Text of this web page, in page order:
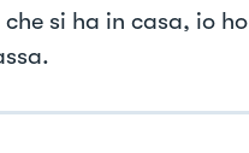
si ha in casa, io ho